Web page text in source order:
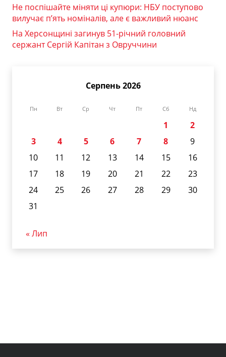
Не поспішайте міняти ці купюри: НБУ поступово
вилучає п’ять номіналів, але є важливий нюанс
На Херсонщині загинув 51-річний головний
сержант Сергій Капітан з Овруччини
Серпень 2026
Пн Вт Ср Чт Пт Сб Нд
1
2
3
4 5 6 7 8
9
10
11 12 13 14 15
16
17
18 19 20 21 22
23
24
25 26 27 28 29
30
31
« Лип